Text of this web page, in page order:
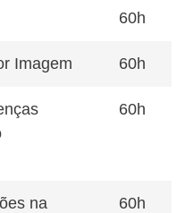
60h
Imagem 60h
60h
na
60h